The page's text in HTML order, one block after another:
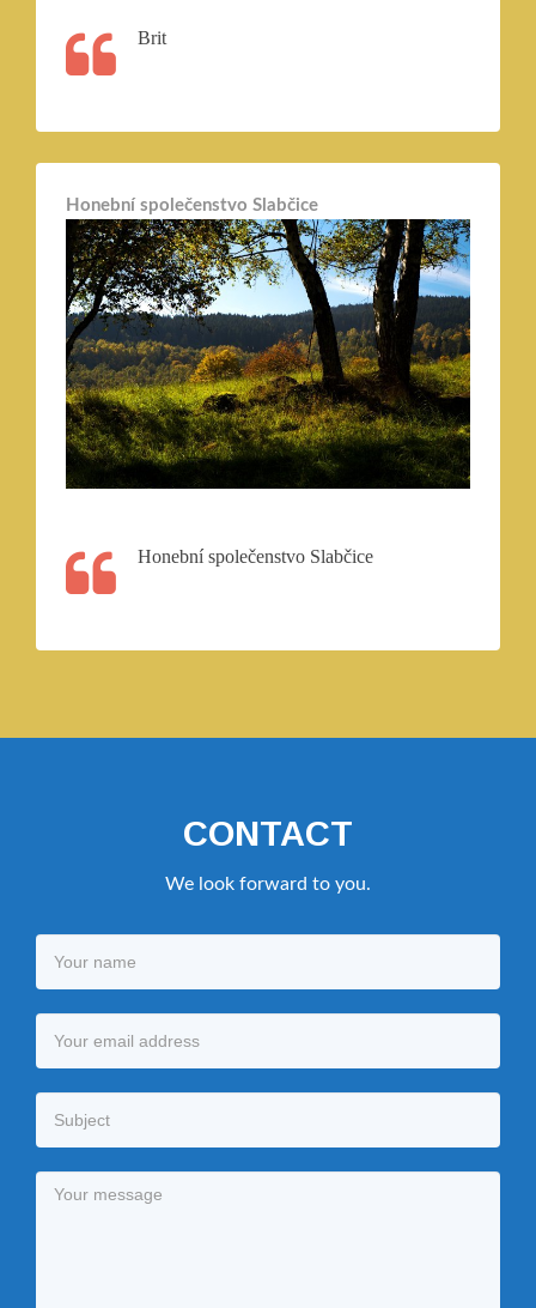
Brit
Honební společenstvo Slabčice
Honební společenstvo Slabčice
CONTACT
We look forward to you.